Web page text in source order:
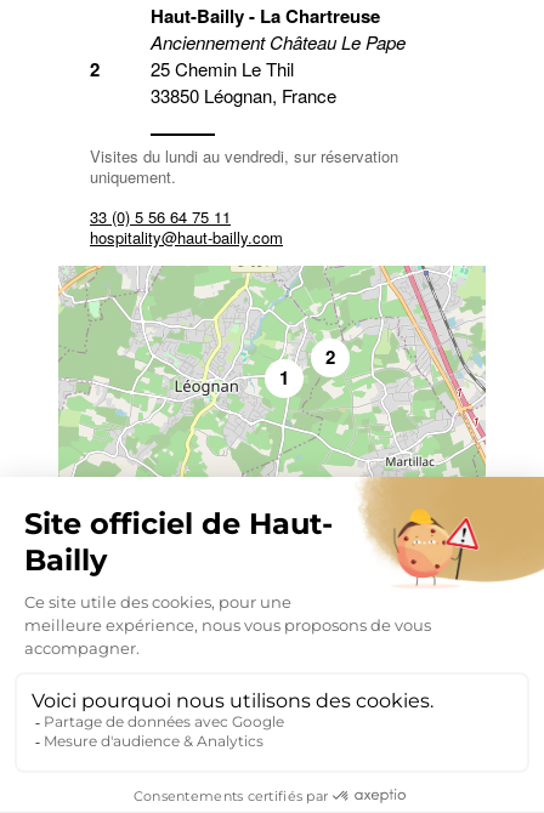
2
Haut-Bailly - La Chartreuse
Anciennement Château Le Pape
25 Chemin Le Thil
33850 Léognan, France
Visites du lundi au vendredi, sur réservation
uniquement.
33 (0) 5 56 64 75 11
hospitality@haut-bailly.com
1
2
©